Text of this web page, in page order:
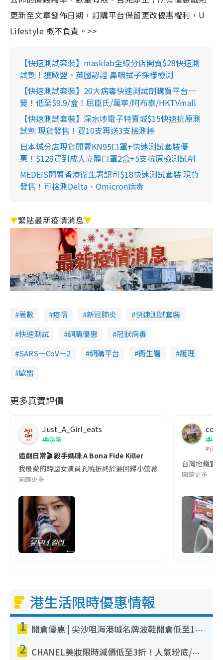
更新至文章發佈日期，訂購平台保留更改優惠權利，U
Lifestyle 概不負責。>>
【快速測試套裝】masklab全線分店開賣$28快速測
試劑！獲歐盟、英國認證 鼻咽拭子採樣檢測
【快速測試套裝】20大病毒快速測試劑購買平台一
覽！低至$9.9/盒！屈臣氏/萬寧/阿布泰/HKTVmall
【快速測試套裝】深水埗電子特賣城$15快速抗原測
試劑 現貨發售！買10支再送3支檢測棒
日本城分店現貨開賣KN95口罩+快速測試套裝優
惠！$128買到成人立體口罩2盒+5支抗原檢測試劑
MEDEIS開賣香港衛生署認可$18快速測試套裝 現貨
發售！可檢測Delta、Omicron病毒
▼緊貼最新疫情消息▼
著數 疫情 新冠肺炎
快速測試套裝
快速測試
網購優惠
冠狀病毒
SARS－CoV－2
網購平台 衞生署
護理
歐盟
更多真實評價
Just_A_Girl_eats
娛樂
追劇日常🎬 殺手媽咪 A Bona Fide Killer
我最愛的韓國女演員孔曉振終於要回歸小螢幕啦!這次的劇本改編
閱讀更多
co
吹
台灣
台灣地鐵宣
閱讀更多
港生活限時優惠情報
1 開倉優惠 | 尖沙咀海港城名牌波鞋開倉低至1折！On鞋$899起／Joy&Peace鞋履$98起
2 CHANEL美妝限時減價低至3折！人氣粉底/唇膏/精華液低至$275！COCO香水都有平